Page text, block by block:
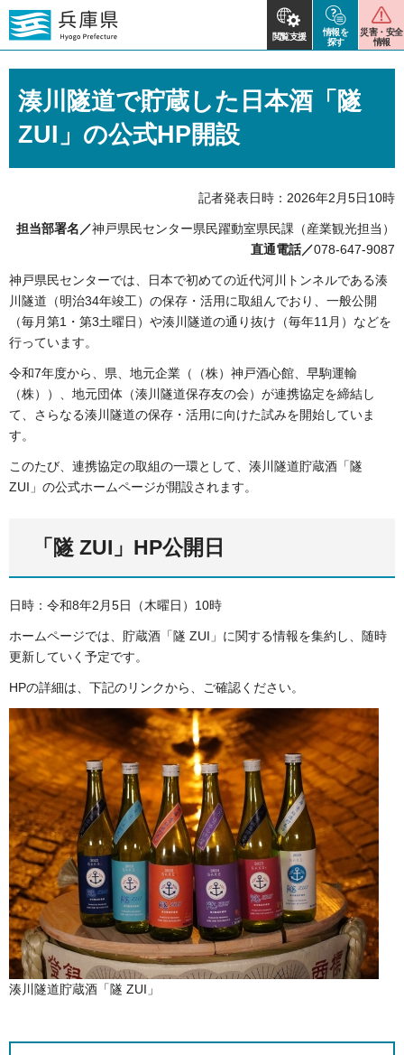
閲覧支援
情報を
探す
災害・安全
情報
湊川隧道で貯蔵した日本酒「隧
ZUI」の公式HP開設
記者発表日時：2026年2月5日10時
担当部署名／神戸県民センター県民躍動室県民課（産業観光担当）
直通電話／078-647-9087
神戸県民センターでは、日本で初めての近代河川トンネルである湊
川隧道（明治34年竣工）の保存・活用に取組んでおり、一般公開
（毎月第1・第3土曜日）や湊川隧道の通り抜け（毎年11月）などを
行っています。
令和7年度から、県、地元企業（（株）神戸酒心館、早駒運輸
（株））、地元団体（湊川隧道保存友の会）が連携協定を締結し
て、さらなる湊川隧道の保存・活用に向けた試みを開始していま
す。
このたび、連携協定の取組の一環として、湊川隧道貯蔵酒「隧
ZUI」の公式ホームページが開設されます。
「隧 ZUI」HP公開日
日時：令和8年2月5日（木曜日）10時
ホームページでは、貯蔵酒「隧 ZUI」に関する情報を集約し、随時
更新していく予定です。
HPの詳細は、下記のリンクから、ご確認ください。
湊川隧道貯蔵酒「隧 ZUI」